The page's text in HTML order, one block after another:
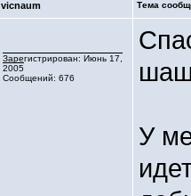
vicnaum Тема
Зарегистрирован: Июнь 17,
2005
Сообщений: 676
У